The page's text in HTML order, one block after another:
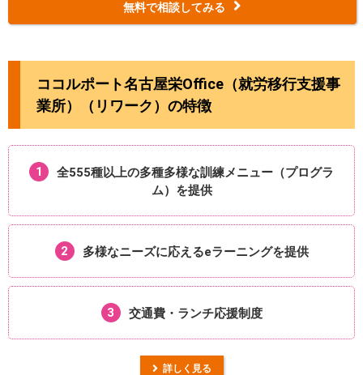
無料で相談してみる
ココルポート名古屋栄Office（就労移行支援事
業所）（リワーク）の特徴
1 全555種以上の多種多様な訓練メニュー（プログラ
ム）を提供
2 多様なニーズに応えるeラーニングを提供
3 交通費・ランチ応援制度
詳しく見る